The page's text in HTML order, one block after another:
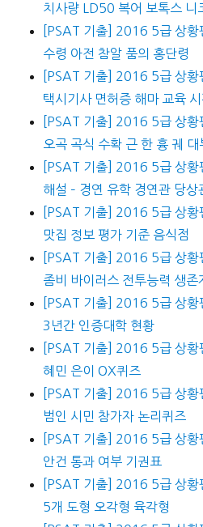
치사량 LD50 복어 보톡스 니
[PSAT 기출] 2016 5급 상
수령 아전 참알 품의 홍단령
[PSAT 기출] 2016 5급 상
택시기사 면허증 해마 교육
[PSAT 기출] 2016 5급 상
오곡 곡식 수확 근 한 흉 궤 대
[PSAT 기출] 2016 5급 상
해설 – 경연 유학 경연관 당상
[PSAT 기출] 2016 5급 상
맛집 정보 평가 기준 음식점
[PSAT 기출] 2016 5급 상
좀비 바이러스 전투능력 생존
[PSAT 기출] 2016 5급 상
3년간 인증대학 현황
[PSAT 기출] 2016 5급 상
혜민 은이 OX퀴즈
[PSAT 기출] 2016 5급 상
범인 시민 참가자 논리퀴즈
[PSAT 기출] 2016 5급 상
안건 통과 여부 기권표
[PSAT 기출] 2016 5급 상
5개 도형 오각형 육각형